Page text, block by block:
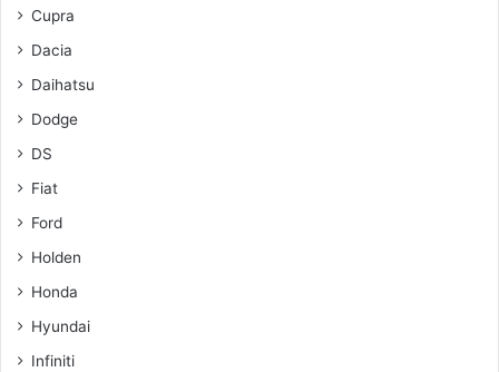
Cupra
Dacia
Daihatsu
Dodge
DS
Fiat
Ford
Holden
Honda
Hyundai
Infiniti